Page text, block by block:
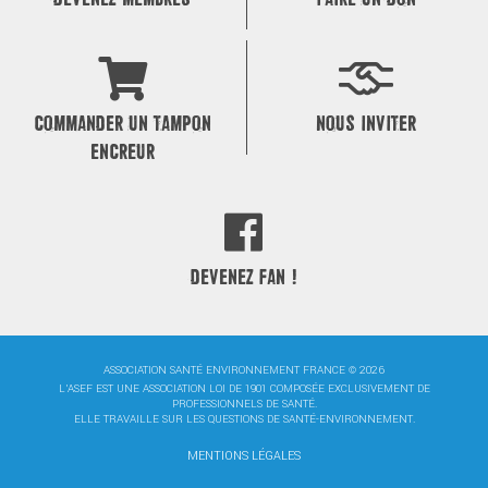
COMMANDER UN TAMPON
ENCREUR
NOUS INVITER
DEVENEZ FAN !
ASSOCIATION SANTÉ ENVIRONNEMENT FRANCE © 2026
L'ASEF EST UNE ASSOCIATION LOI DE 1901 COMPOSÉE EXCLUSIVEMENT DE
PROFESSIONNELS DE SANTÉ.
ELLE TRAVAILLE SUR LES QUESTIONS DE SANTÉ-ENVIRONNEMENT.
MENTIONS LÉGALES